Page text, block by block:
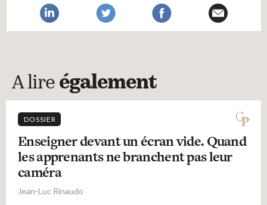
A lire également
DOSSIER
Enseigner devant un écran vide. Quand
les apprenants ne branchent pas leur
caméra
Jean-Luc Rinaudo